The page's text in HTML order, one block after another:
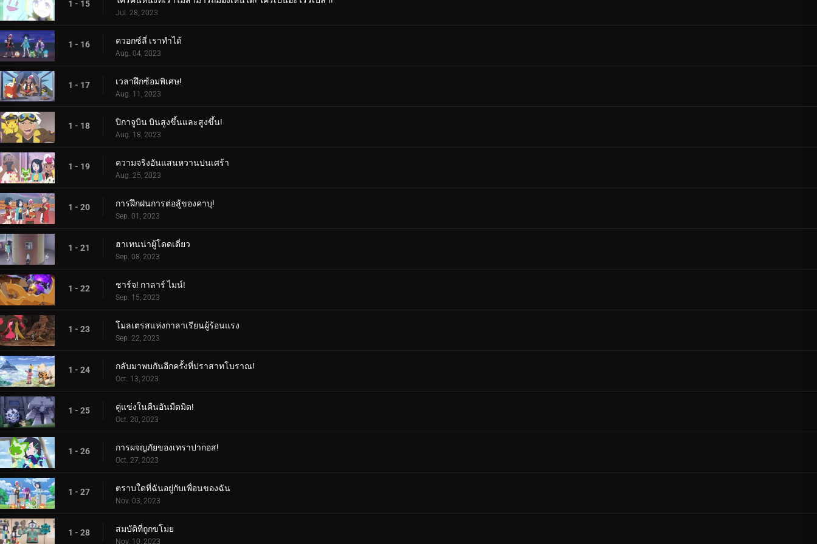
1 - 15
Jul. 28, 2023
1 - 16 ควอกซ์ลี่ เราทำได้
Aug. 04, 2023
1 - 17 เวลาฝึกซ้อมพิเศษ!
Aug. 11, 2023
1 - 18 ปิกาจูบิน บินสูงขึ้นและสูงขึ้น!
Aug. 18, 2023
1 - 19 ความจริงอันแสนหวานปนเศร้า
Aug. 25, 2023
1 - 20 การฝึกฝนการต่อสู้ของคาบุ!
Sep. 01, 2023
1 - 21 ฮาเทนน่าผู้โดดเดี่ยว
Sep. 08, 2023
1 - 22 ชาร์จ! กาลาร์ ไมน์!
Sep. 15, 2023
1 - 23 โมลเตรสแห่งกาลาเรียนผู้ร้อนแรง
Sep. 22, 2023
1 - 24 กลับมาพบกันอีกครั้งที่ปราสาทโบราณ!
Oct. 13, 2023
1 - 25 คู่แข่งในคืนอันมืดมิด!
Oct. 20, 2023
1 - 26 การผจญภัยของเทราปากอส!
Oct. 27, 2023
1 - 27 ตราบใดที่ฉันอยู่กับเพื่อนของฉัน
Nov. 03, 2023
1 - 28 สมบัติที่ถูกขโมย
Nov. 10, 2023